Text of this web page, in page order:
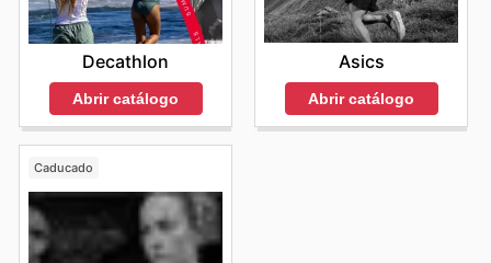
Decathlon
Abrir catálogo
Asics
Abrir catálogo
Caducado